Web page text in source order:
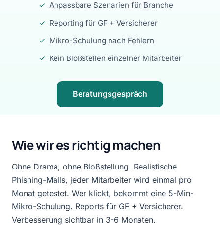
✓ Anpassbare Szenarien für Branche
✓ Reporting für GF + Versicherer
✓ Mikro-Schulung nach Fehlern
✓ Kein Bloßstellen einzelner Mitarbeiter
Beratungsgespräch
Wie wir es richtig machen
Ohne Drama, ohne Bloßstellung. Realistische
Phishing-Mails, jeder Mitarbeiter wird einmal pro
Monat getestet. Wer klickt, bekommt eine 5-Min-
Mikro-Schulung. Reports für GF + Versicherer.
Verbesserung sichtbar in 3-6 Monaten.